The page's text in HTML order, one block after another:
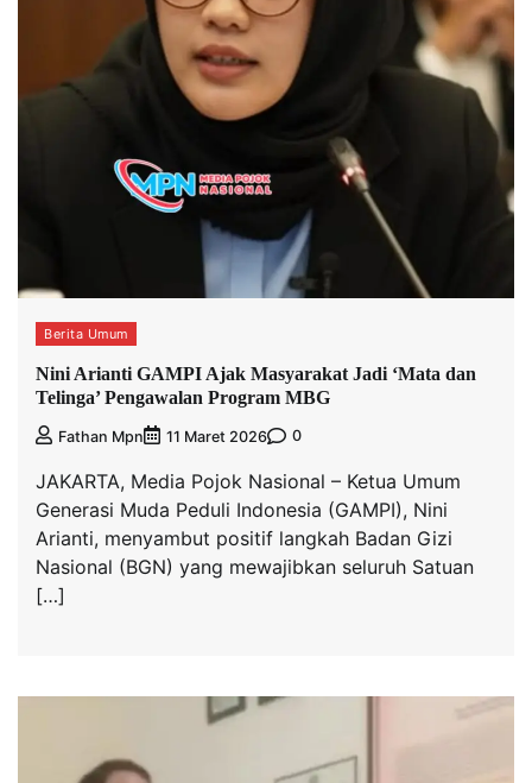
Berita Umum
Nini Arianti GAMPI Ajak Masyarakat Jadi ‘Mata dan
Telinga’ Pengawalan Program MBG
Fathan Mpn 11 Maret 2026 0
JAKARTA, Media Pojok Nasional – Ketua Umum
Generasi Muda Peduli Indonesia (GAMPI), Nini
Arianti, menyambut positif langkah Badan Gizi
Nasional (BGN) yang mewajibkan seluruh Satuan
[…]